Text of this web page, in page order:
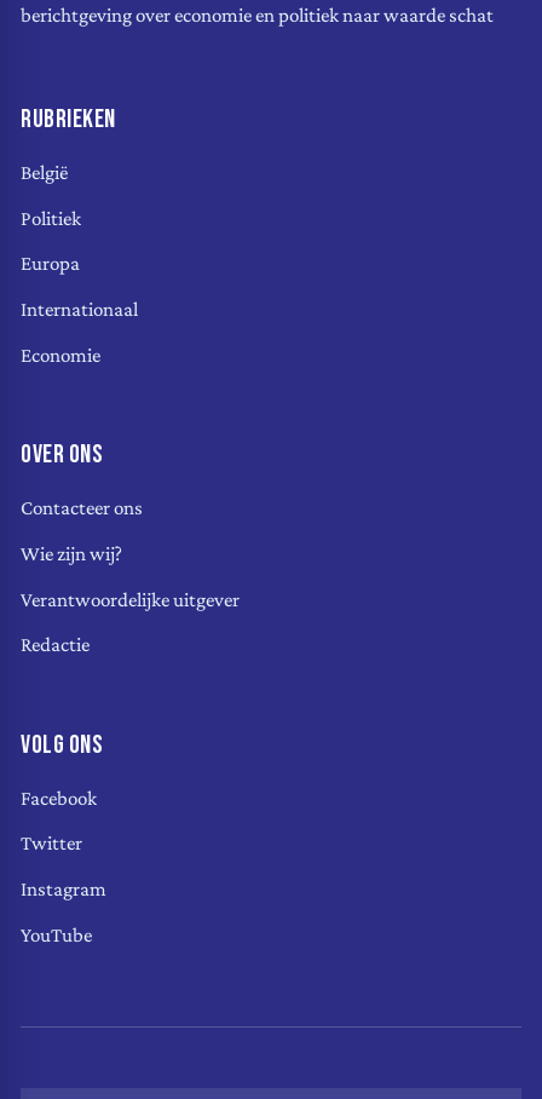
berichtgeving over economie en politiek naar waarde schat
RUBRIEKEN
België
Politiek
Europa
Internationaal
Economie
OVER ONS
Contacteer ons
Wie zijn wij?
Verantwoordelijke uitgever
Redactie
VOLG ONS
Facebook
Twitter
Instagram
YouTube